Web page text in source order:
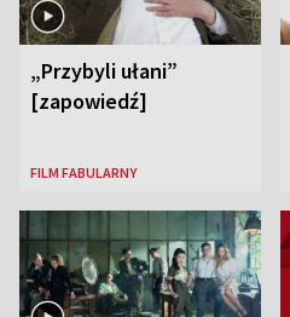
„Przybyli ułani”
[zapowiedź]
FILM FABULARNY